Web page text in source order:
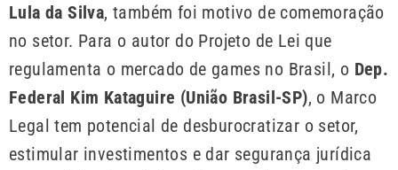
Lula da Silva, também foi motivo de comemoração
no setor. Para o autor do Projeto de Lei que
regulamenta o mercado de games no Brasil, o Dep.
Federal Kim Kataguire (União Brasil-SP), o Marco
Legal tem potencial de desburocratizar o setor,
estimular investimentos e dar segurança jurídica